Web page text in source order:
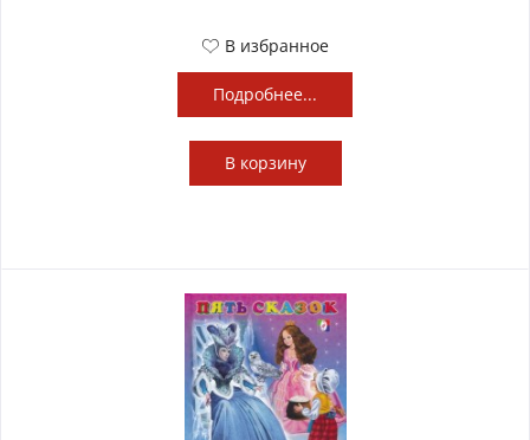
В избранное
Подробнее...
В корзину